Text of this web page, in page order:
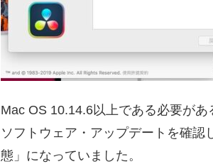
Mac OS 10.14.6以上である必要が
ソフトウェア・アップデートを確認
態」になっていました。